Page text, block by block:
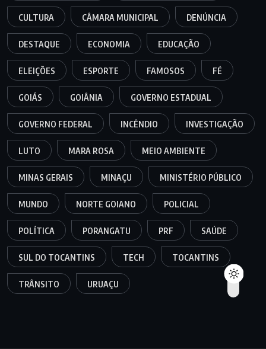
CULTURA CÂMARA MUNICIPAL DENÚNCIA
DESTAQUE ECONOMIA EDUCAÇÃO
ELEIÇÕES ESPORTE FAMOSOS FÉ
GOIÁS GOIÂNIA GOVERNO ESTADUAL
GOVERNO FEDERAL INCÊNDIO INVESTIGAÇÃO
LUTO MARA ROSA MEIO AMBIENTE
MINAS GERAIS MINAÇU MINISTÉRIO PÚBLICO
MUNDO NORTE GOIANO POLICIAL
POLÍTICA PORANGATU PRF SAÚDE
SUL DO TOCANTINS TECH TOCANTINS
TRÂNSITO URUAÇU